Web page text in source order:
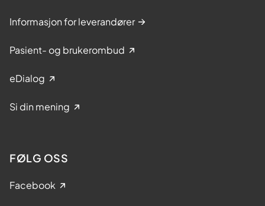
Informasjon for leverandører
Pasient- og brukerombud
eDialog
Si din mening
FØLG OSS
Facebook